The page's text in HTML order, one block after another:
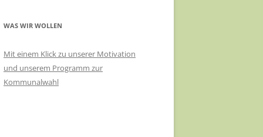
THARANDT
MEHR TRANSPARENZ
STADTRATSSITZUNGEN IM
ERBGERICHT
WAS WIR WOLLEN
Mit einem Klick zu unserer Motivation
und unserem Programm zur
Kommunalwahl